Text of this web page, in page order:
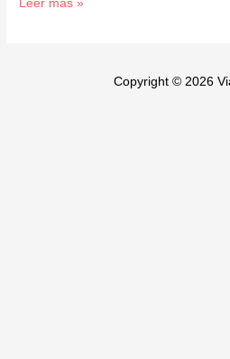
Leer más »
Copyright © 2026